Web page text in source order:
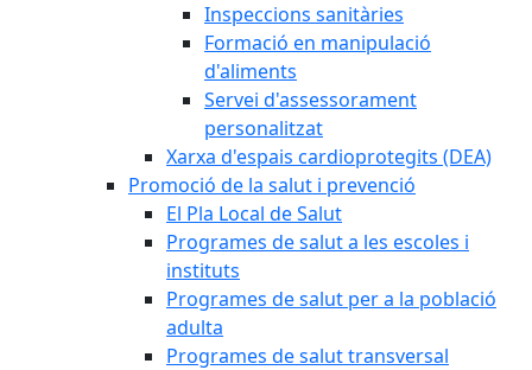
Inspeccions sanitàries
Formació en manipulació
d'aliments
Servei d'assessorament
personalitzat
Xarxa d'espais cardioprotegits (DEA)
Promoció de la salut i prevenció
El Pla Local de Salut
Programes de salut a les escoles i
instituts
Programes de salut per a la població
adulta
Programes de salut transversal